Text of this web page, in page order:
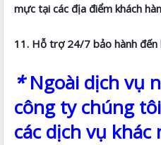
mực tại các địa điểm khách
11. Hỗ trợ 24/7 bảo hành
*Ngoài dịch vụ
công ty chúng
các dịch vụ khác